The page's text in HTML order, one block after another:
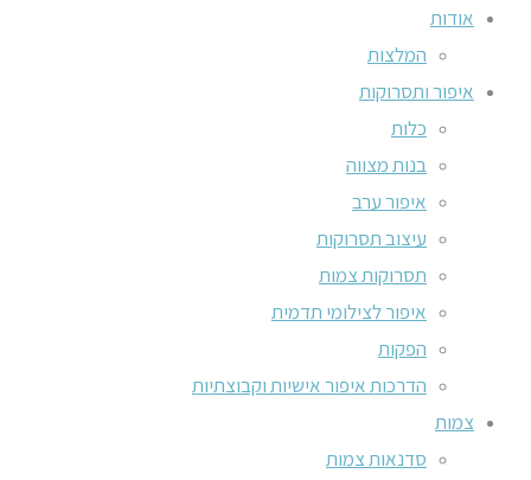
אודות
המלצות
איפור ותסרוקות
כלות
בנות מצווה
איפור ערב
עיצוב תסרוקות
תסרוקות צמות
איפור לצילומי תדמית
הפקות
הדרכות איפור אישיות וקבוצתיות
צמות
סדנאות צמות